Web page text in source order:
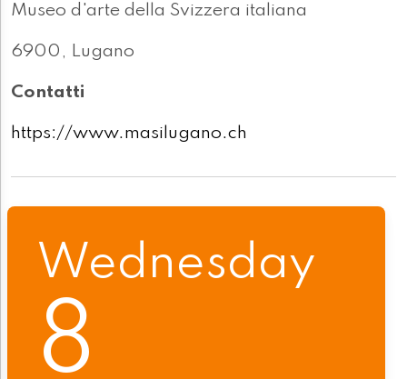
Museo d'arte della Svizzera italiana
6900, Lugano
Contatti
https://www.masilugano.ch
Wednesday
8